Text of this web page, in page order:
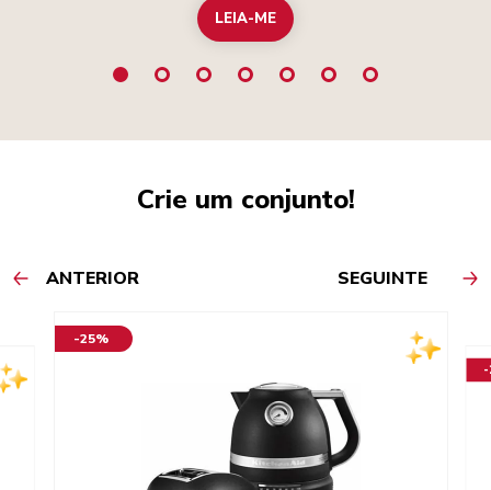
LEIA-ME
Crie um conjunto!
ANTERIOR SEGUINTE
-25%
-